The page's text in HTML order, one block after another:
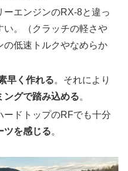
エンジンのRX-8と違っ
い。（クラッチの軽さや
の低速トルクやなめらか
早く作れる。それにより
ングで踏み込める。
ドトップのRFでも十分
ツを感じる。